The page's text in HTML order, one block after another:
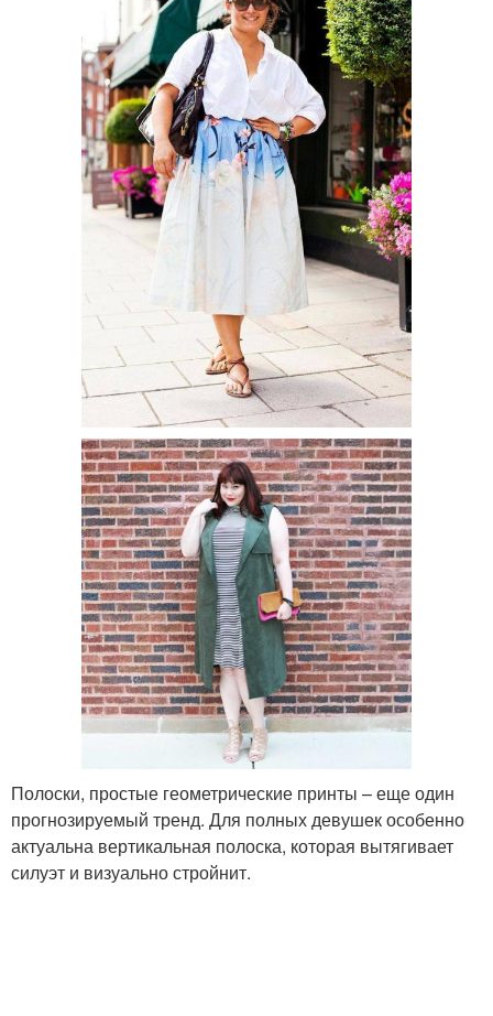
Полоски, простые геометрические принты – еще один
прогнозируемый тренд. Для полных девушек особенно
актуальна вертикальная полоска, которая вытягивает
силуэт и визуально стройнит.